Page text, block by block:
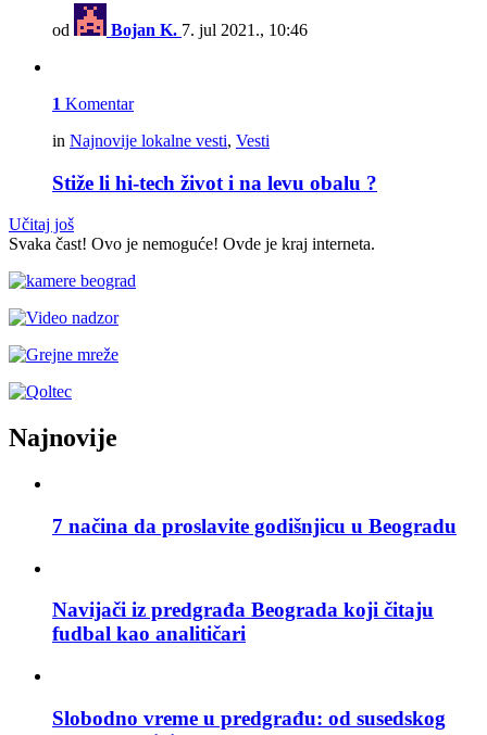
od Bojan K. 7. jul 2021., 10:46
1 Komentar
in Najnovije lokalne vesti, Vesti
Stiže li hi-tech život i na levu obalu ?
Učitaj još
Svaka čast! Ovo je nemoguće! Ovde je kraj interneta.
Najnovije
7 načina da proslavite godišnjicu u Beogradu
Navijači iz predgrađa Beograda koji čitaju
fudbal kao analitičari
Slobodno vreme u predgrađu: od susedskog